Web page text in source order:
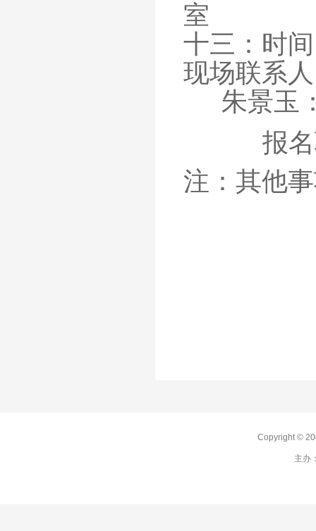
室
十三：时间
现场联系
朱景玉
报
注：其他
Copyright ©
主办